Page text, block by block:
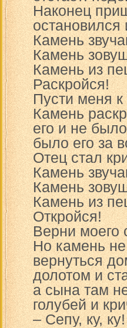
Наконец
остановился
Камень
Камень
Камень из
Раскройся!
Пусти меня к
Камень
его и не
было его за
Отец стал
Камень
Камень
Камень из
Откройся!
Верни моего
Но камень
вернуться
долотом и
а сына там
голубей и
– Сепу, ку,